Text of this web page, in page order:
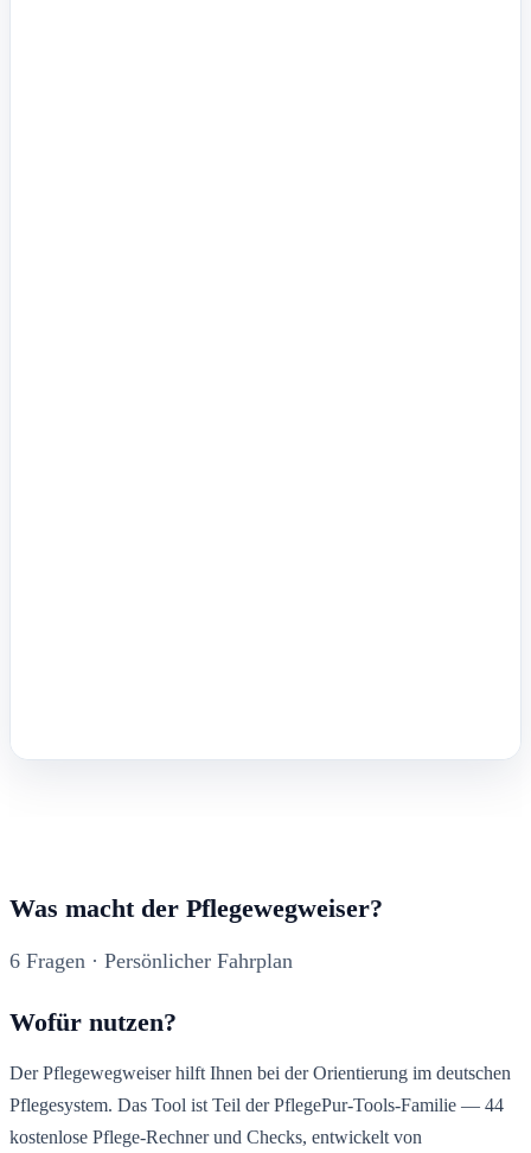
Was macht der Pflegewegweiser?
6 Fragen · Persönlicher Fahrplan
Wofür nutzen?
Der Pflegewegweiser hilft Ihnen bei der Orientierung im deutschen
Pflegesystem. Das Tool ist Teil der PflegePur-Tools-Familie — 44
kostenlose Pflege-Rechner und Checks, entwickelt von